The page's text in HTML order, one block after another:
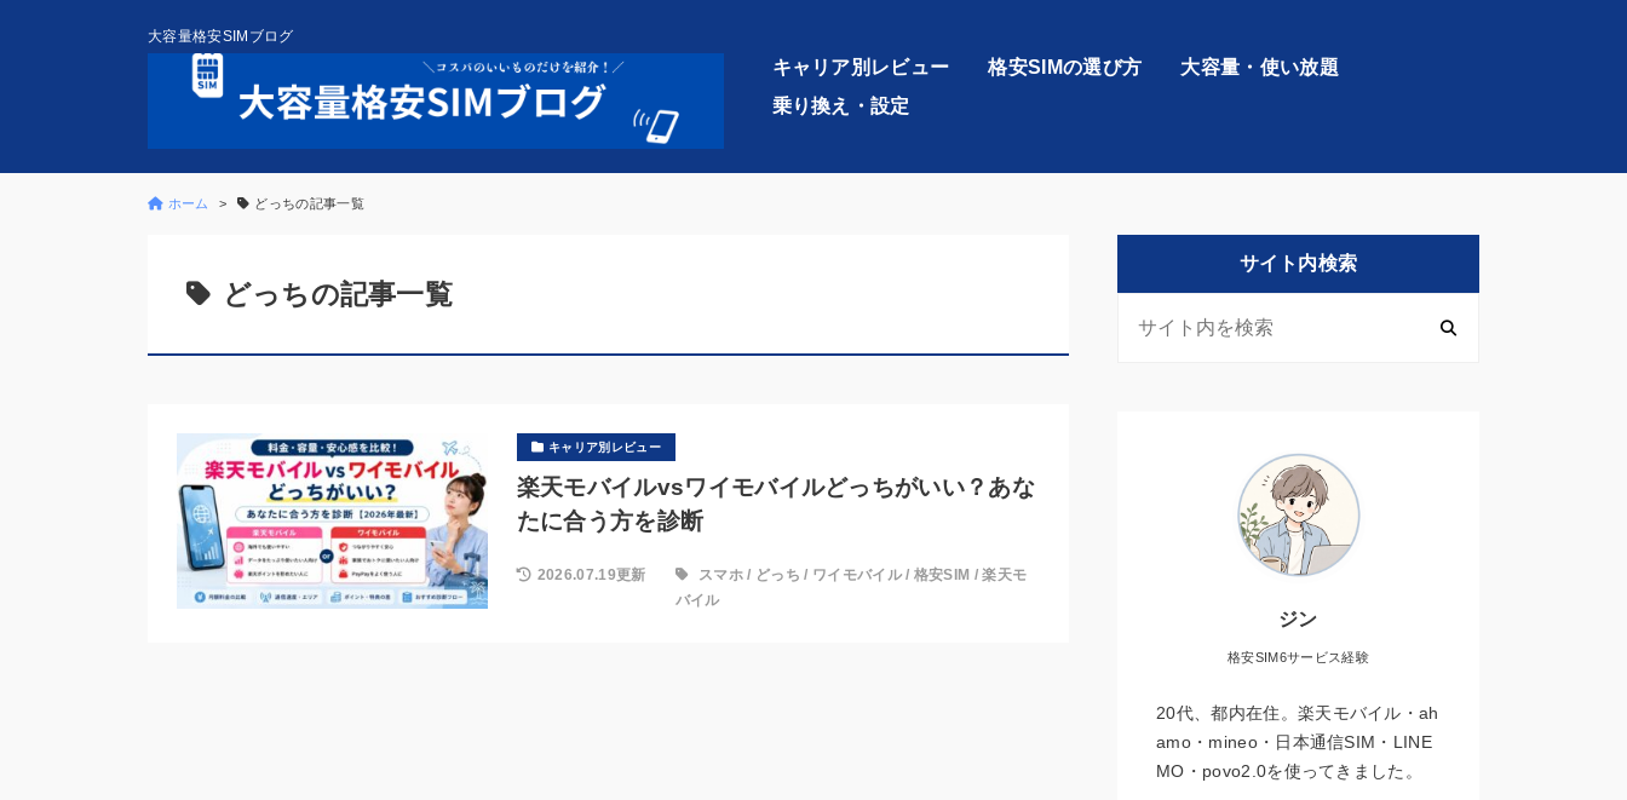
大容量格安SIMブログ
キャリア別レビュー 格安SIMの選び方
大容量・使い放題
乗り換え・設定
ホーム どっちの記事一覧
どっちの記事一覧
キャリア別レビュー
楽天モバイルvsワイモバイルどっちがいい？あな
たに合う方を診断
2026.07.19更新 スマホ / どっち / ワイモバイル/ 格安SIM /楽天モ
バイル
サイト内検索
ジン
格安SIM6サービス経験
20代、都内在住。楽天モバイル・ah
amo・mineo・日本通信SIM・LINE
MO・povo2.0を使ってきました。